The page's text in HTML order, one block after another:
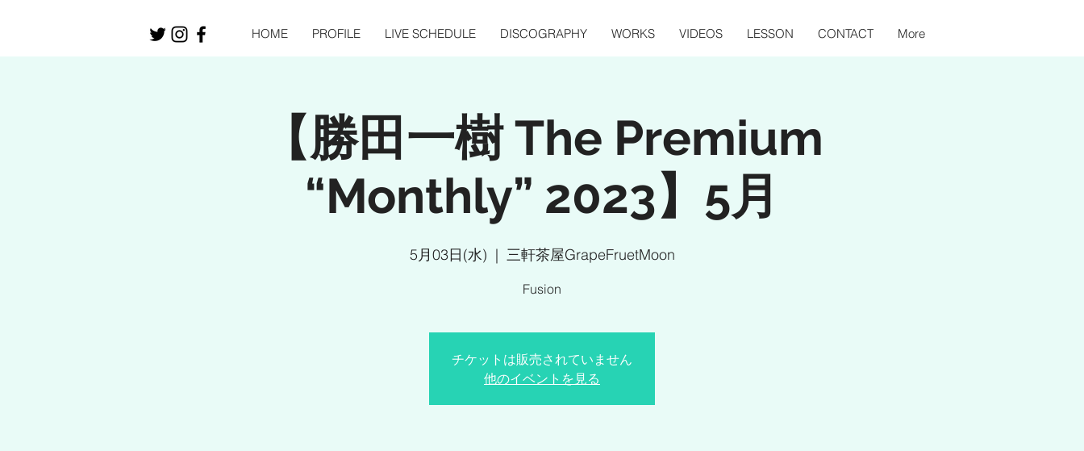
HOME PROFILE LIVE SCHEDULE DISCOGRAPHY WORKS VIDEOS LESSON CONTACT More
【勝田一樹 The Premium
“Monthly” 2023】5月
5月03日(水)
  |
三軒茶屋GrapeFruetMoon
Fusion
チケットは販売されていません
他のイベントを見る